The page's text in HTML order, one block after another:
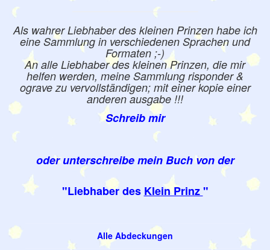
Als wahrer Liebhaber des kleinen Prinzen habe ich
eine Sammlung in verschiedenen Sprachen und
Formaten ;-)
An alle Liebhaber des kleinen Prinzen, die mir
helfen werden, meine Sammlung risponder &
ograve zu vervollständigen; mit einer kopie einer
anderen ausgabe !!!
Schreib mir
oder unterschreibe mein Buch von der
"Liebhaber des Klein Prinz"
Alle Abdeckungen